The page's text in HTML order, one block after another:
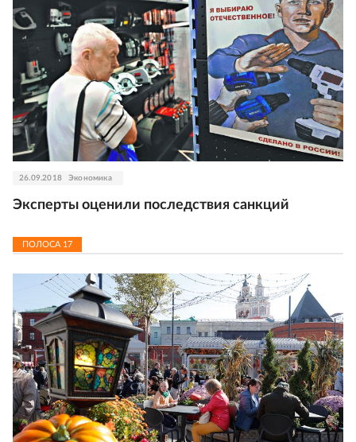
26.09.2018 Экономика
Эксперты оценили последствия санкций
ПОЛОСА 17